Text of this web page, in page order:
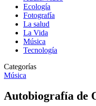
Ecología
Fotografía
La salud
La Vida
Música
Tecnología
Categorías
Música
Autobiografía de